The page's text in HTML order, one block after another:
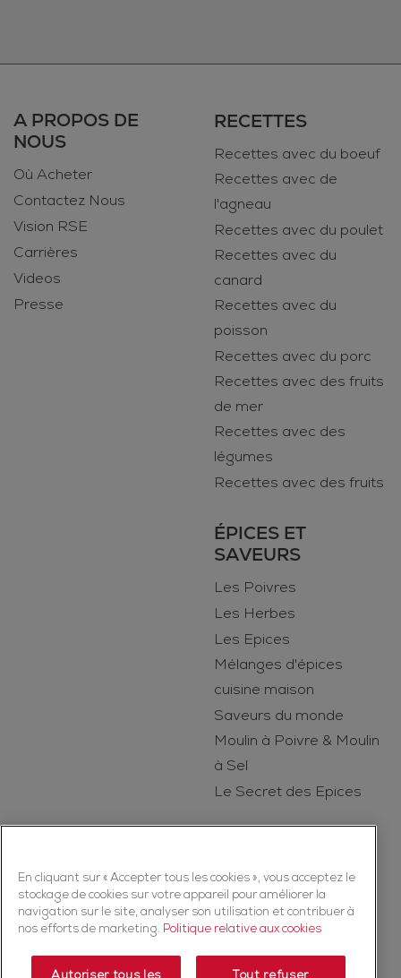
A PROPOS DE
NOUS
Où Acheter
Contactez Nous
Vision RSE
Carrières
Videos
Presse
RECETTES
Recettes avec du boeuf
Recettes avec de
l'agneau
Recettes avec du poulet
Recettes avec du
canard
Recettes avec du
poisson
Recettes avec du porc
Recettes avec des fruits
de mer
Recettes avec des
légumes
Recettes avec des fruits
ÉPICES ET
SAVEURS
Les Poivres
Les Herbes
Les Epices
Mélanges d'épices
cuisine maison
Saveurs du monde
Moulin à Poivre & Moulin
à Sel
Le Secret des Epices
Copyright © 2026 Ducros (McCormick & Company, Inc). Tous droits
réservés
En cliquant sur « Accepter tous les cookies », vous acceptez le
stockage de cookies sur votre appareil pour améliorer la
navigation sur le site, analyser son utilisation et contribuer à
nos efforts de marketing. Politique relative aux cookies